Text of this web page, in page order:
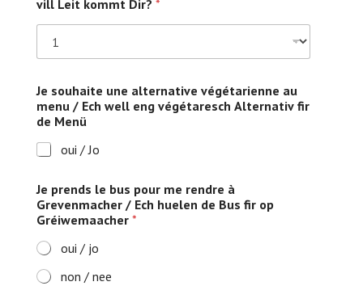
vill Leit kommt Dir? *
Je souhaite une alternative végétarienne au
menu / Ech well eng végétaresch Alternativ fir
de Menü
oui / Jo
Je prends le bus pour me rendre à
Grevenmacher / Ech huelen de Bus fir op
Gréiwemaacher *
oui / jo
non / nee